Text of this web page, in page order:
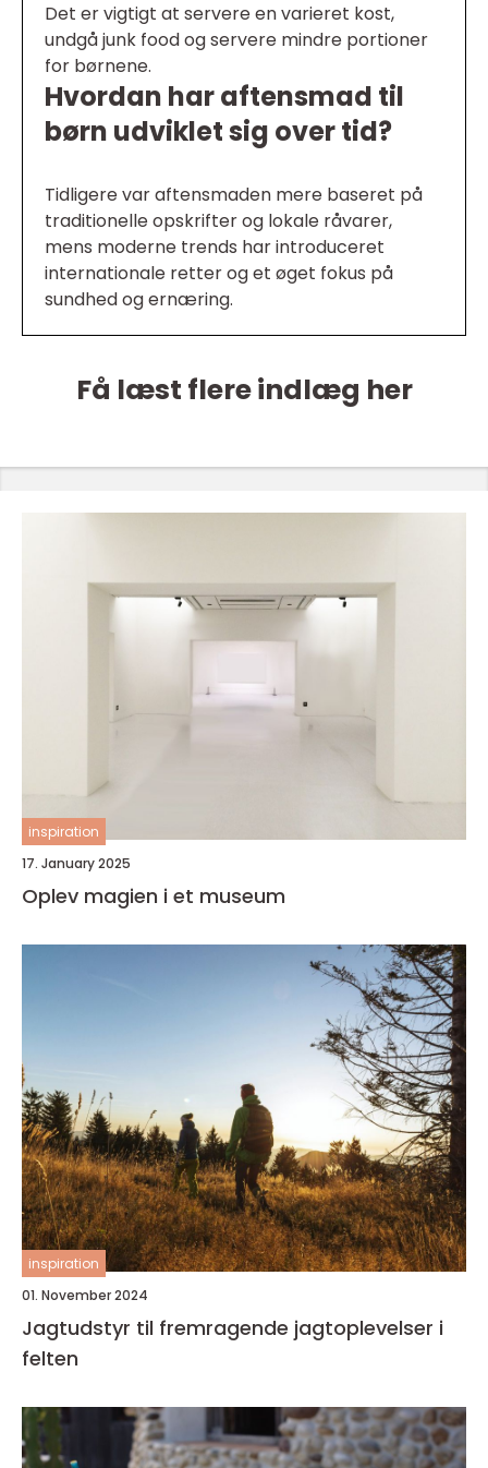
Det er vigtigt at servere en varieret kost,
undgå junk food og servere mindre portioner
for børnene.
Hvordan har aftensmad til
børn udviklet sig over tid?
Tidligere var aftensmaden mere baseret på
traditionelle opskrifter og lokale råvarer,
mens moderne trends har introduceret
internationale retter og et øget fokus på
sundhed og ernæring.
Få læst flere indlæg her
inspiration
17. January 2025
Oplev magien i et museum
inspiration
01. November 2024
Jagtudstyr til fremragende jagtoplevelser i
felten